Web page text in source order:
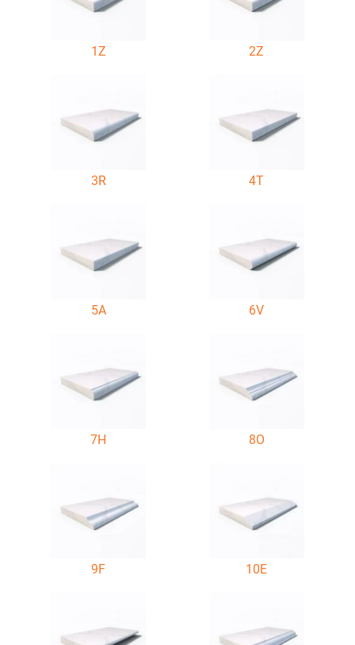
1Z 2Z
3R 4T
5A 6V
7H 8O
9F 10E